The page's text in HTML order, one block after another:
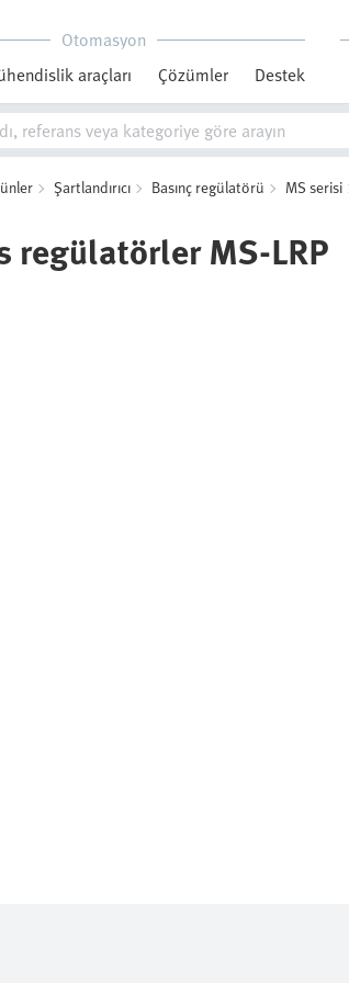
Otomasyon
araçları Çözümler Destek
Şartlandırıcı Basınç regülatörü MS serisi
regülatörler MS-LRP